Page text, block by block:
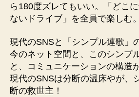
ら180度ズレてもいい。「どこ
ないドライブ」を全員で楽しむ。
現代のSNSと「シンプル連歌」
今のネット空間と、このシンプ
と、コミュニケーションの構造
現代のSNSは分断の温床やが、
断の救世主！